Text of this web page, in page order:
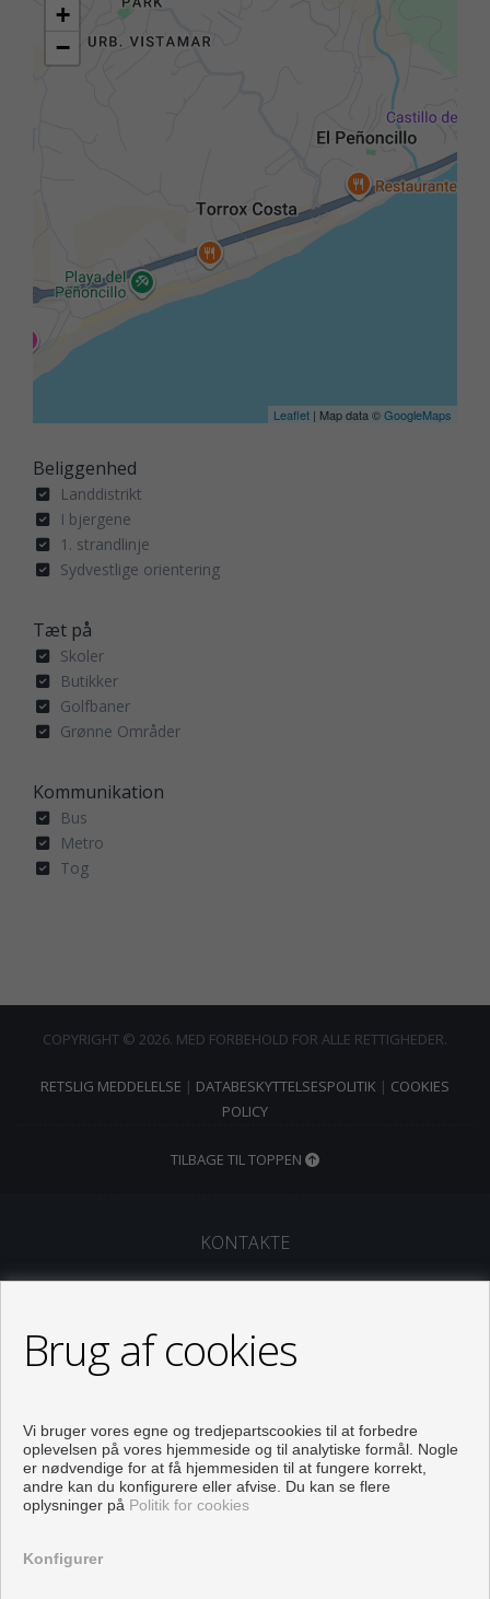
+
−
Leaflet | Map data ©GoogleMaps
Beliggenhed
Landdistrikt
I bjergene
1. strandlinje
Sydvestlige orientering
Tæt på
Skoler
Butikker
Golfbaner
Grønne Områder
Kommunikation
Bus
Metro
Tog
COPYRIGHT © 2026. MED FORBEHOLD FOR ALLE RETTIGHEDER.
RETSLIG MEDDELELSE | DATABESKYTTELSESPOLITIK | COOKIES
POLICY
TILBAGE TIL TOPPEN
KONTAKTE
29590 Málaga (Málaga)
+34 902 503 275
Fredag : 09:00 - 14:30
Templates
FØLG OS
Brug af cookies
Vi bruger vores egne og tredjepartscookies til at forbedre
oplevelsen på vores hjemmeside og til analytiske formål. Nogle
er nødvendige for at få hjemmesiden til at fungere korrekt,
andre kan du konfigurere eller afvise. Du kan se flere
oplysninger på Politik for cookies
Konfigurer